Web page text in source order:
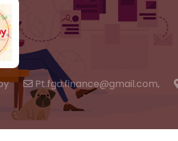
Pt.fga.finance@gmail.com,